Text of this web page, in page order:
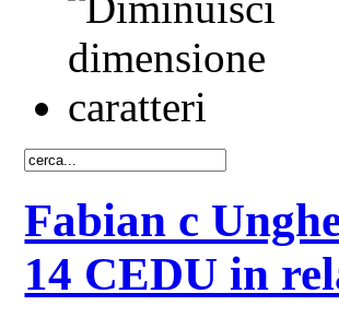
Fabian c
14 CEDU in